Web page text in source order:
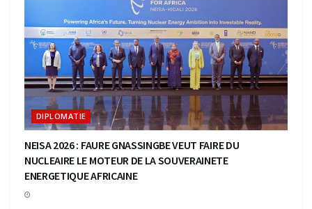
DIPLOMATIE
NEISA 2026 : FAURE GNASSINGBE VEUT FAIRE DU
NUCLEAIRE LE MOTEUR DE LA SOUVERAINETE
ENERGETIQUE AFRICAINE